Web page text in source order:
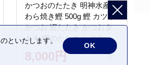
かつおのたたき 明神水産
わら焼き鰹 500g 鰹 カツオ
かつお 鰹たたき かつおタ
タキ 鰹のたたき かつおの
タタキ 藁焼き わら焼き 魚
さかな 海鮮 刺身 お刺身 冷
8,000円
といたします。
OK